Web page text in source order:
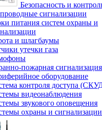
Безопасность и
сигнализации
питания систем охраны и
и шлагбаумы
утечки газа
пожарная сигнализация
оборудование
контроля доступа
видеонаблюдения
звукового оповещения
охраны и